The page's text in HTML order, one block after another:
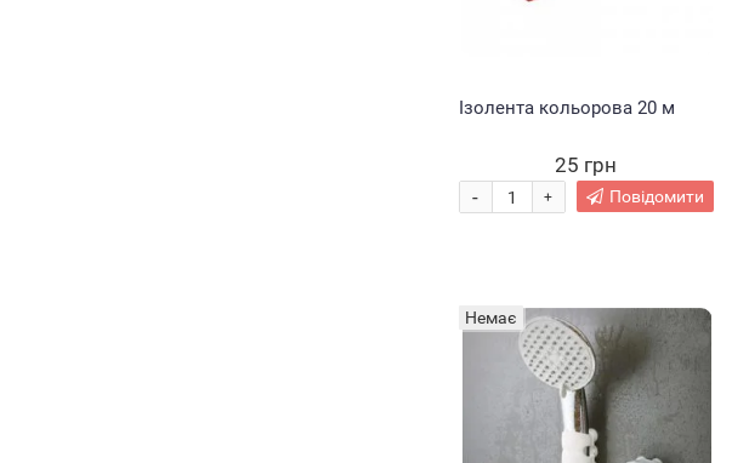
Ізолента кольорова 20 м
25 грн
+
- Повідомити
Немає